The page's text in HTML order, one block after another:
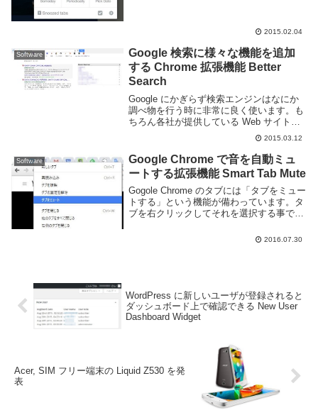
2015.02.04
Software
Google 検索に様々な機能を追加
する Chrome 拡張機能 Better
Search
Google にかぎらず検索エンジンはなにか
調べ物を行う時に非常に良く使います。も
ちろん各社が提供している Web サイトの
ままでも十分に便利なのですが、Better
Search という Chrome の拡張機能を入れ
る事でより便利に扱う...
2015.03.12
Software
Google Chrome で音を自動ミュ
ートする拡張機能 Smart Tab Mute
Gogole Chrome のタブには「タブをミュー
トする」という機能が備わっています。タ
ブを右クリックしてそれを選択する事でそ
し、これを一々手動で切り替えるのは結構
2016.07.30
WordPress に新しいユーザが登録されると
ダッシュボード上で確認できる New User
Dashboard Widget
Acer, SIM フリー端末の Liquid Z530 を発
表